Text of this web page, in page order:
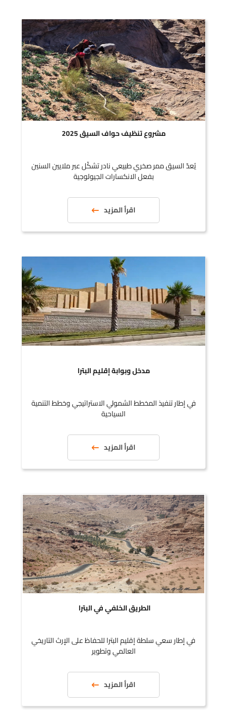
مشروع تنظيف حواف السيق 2025
يُعدّ السيق ممر صخري طبيعي نادر تشكّل عبر ملايين السنين
بفعل الانكسارات الجيولوجية
اقرأ المزيد
مدخل وبوابة إقليم البترا
في إطار تنفيذ المخطط الشمولي الاستراتيجي وخطط التنمية
السياحية
اقرأ المزيد
الطريق الخلفي في البترا
في إطار سعي سلطة إقليم البترا للحفاظ على الإرث التاريخي
العالمي وتطوير
اقرأ المزيد